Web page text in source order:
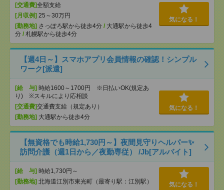
[交通費]全額支給
[月収例] 25～30万円
[勤務地] さっぽろ駅から徒歩4分 / 大通駅から徒歩4
分 / 札幌駅から徒歩4分
気になる！
【週4日～】スマホアプリ会員情報の確認！シンプル
ワーク[派遣]
[給 与] 時給1600～1700円 ※日払いOK(規定あ
り) ※スキルにより応相談
[交通費]交通費支給（規定あり）
[勤務地] 大通駅から徒歩4分
気になる！
【無資格でも時給1,730円～】夜間見守りヘルパー✨
訪問介護（週1日から／夜勤専従） /Jb[アルバイト]
[給 与] 時給1,730円～
[勤務地] 北海道江別市東光町（最寄り駅：江別駅） 気になる！